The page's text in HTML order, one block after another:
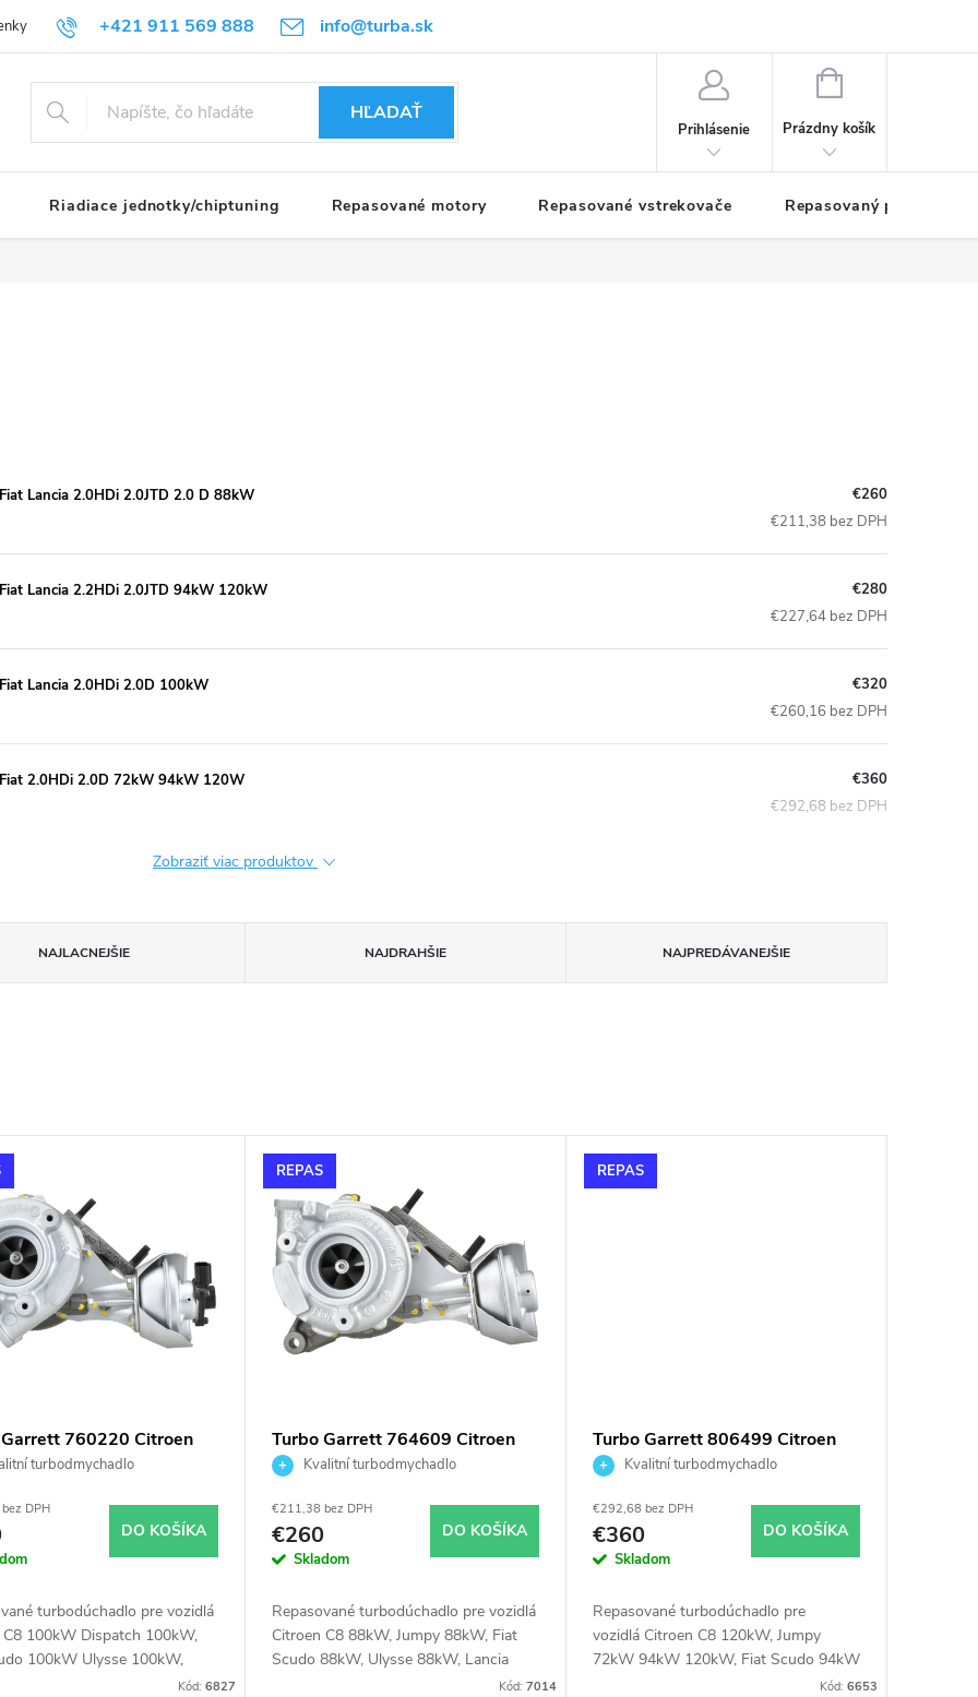
+421 911 569 888 info@turba.sk
GDPR
HĽADAŤ
Prihlásenie
NÁKUPNÝ
Prázdny košík
Riadiace jednotky/chiptuning Repasované motory Repasované vstrekovače Repasovaný pohon TDM
Lancia 2.0HDi 2.0JTD 2.0 D 88kW
€260
€211,38 bez DPH
Lancia 2.2HDi 2.0JTD 94kW 120kW
€280
€227,64 bez DPH
Lancia 2.0HDi 2.0D 100kW
€320
€260,16 bez DPH
2.0HDi 2.0D 72kW 94kW 120W
€360
€292,68 bez DPH
Zobraziť viac produktov
NAJLACNEJŠIE NAJDRAHŠIE NAJPREDÁVANEJŠIE
760220 Citroen
Fiat Lancia 2.0HDi 2.0D
turbodmychadlo
DPH
DO KOŠÍKA
turbodúchadlo pre vozidlá
C8 100kW Dispatch 100kW,
100kW Ulysse 100kW,
Phedra 100kW, Peugeot 807
Kód: 6827
REPAS
Turbo Garrett 764609 Citroen
Peugeot Fiat Lancia 2.0HDi
Kvalitní turbodmychadlo
€211,38 bez DPH
€260
Skladom
DO KOŠÍKA
Repasované turbodúchadlo pre vozidlá
Citroen C8 88kW, Jumpy 88kW, Fiat
Scudo 88kW, Ulysse 88kW, Lancia
Phedra 88kW, Peugeot 807 88kW,Kód: 7014
REPAS
Turbo Garrett 806499 Citroen
Peugeot Fiat 2.0HDi 2.0D 72kW
Kvalitní turbodmychadlo
€292,68 bez DPH
€360
Skladom
DO KOŠÍKA
Repasované turbodúchadlo pre
vozidlá Citroen C8 120kW, Jumpy
72kW 94kW 120kW, Fiat Scudo 94kW
120kW, Peugeot 807 120kW, Expert
Kód: 6653